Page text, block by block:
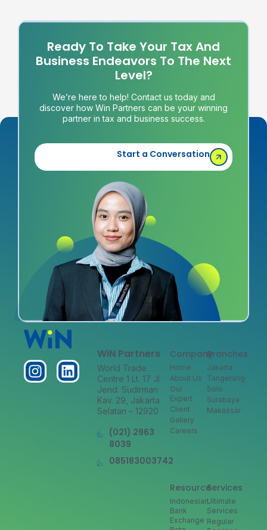
Ready To Take Your Tax And
Business Endeavors To The Next
Level?
We’re here to help! Contact us today and
discover how Win Partners can be your winning
partner in tax and business success.
Start a Conversation
WiN Partners
World Trade
Centre 1 Lt. 17 Jl
Jend. Sudirman
Kav. 29, Jakarta
Selatan – 12920
(021) 2963
8039
085183003742
Company
Home
About Us
Our
Expert
Client
Gallery
Careers
Services
Ultimate
Services
Regular
Branches
Jakarta
Tangerang
Solo
Surabaya
Makassar
Resource
Indonesian
Bank
Exchange